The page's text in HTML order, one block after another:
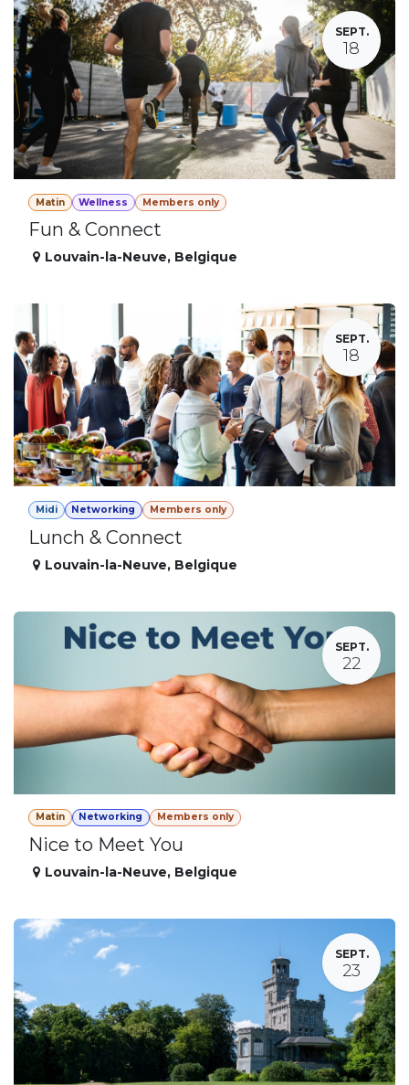
SEPT.
18
Matin Wellness Members only
Fun & Connect
Louvain-la-Neuve, Belgique
SEPT.
18
Midi Networking Members only
Lunch & Connect
Louvain-la-Neuve, Belgique
SEPT.
22
Matin Networking Members only
Nice to Meet You
Louvain-la-Neuve, Belgique
SEPT.
23